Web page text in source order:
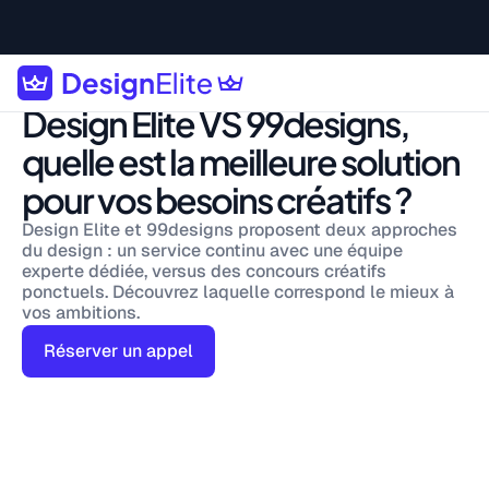
Design Elite VS 99designs,
quelle est la meilleure solution
pour vos besoins créatifs ?
Design Elite et 99designs proposent deux approches
du design : un service continu avec une équipe
experte dédiée, versus des concours créatifs
ponctuels. Découvrez laquelle correspond le mieux à
vos ambitions.
Réserver un appel